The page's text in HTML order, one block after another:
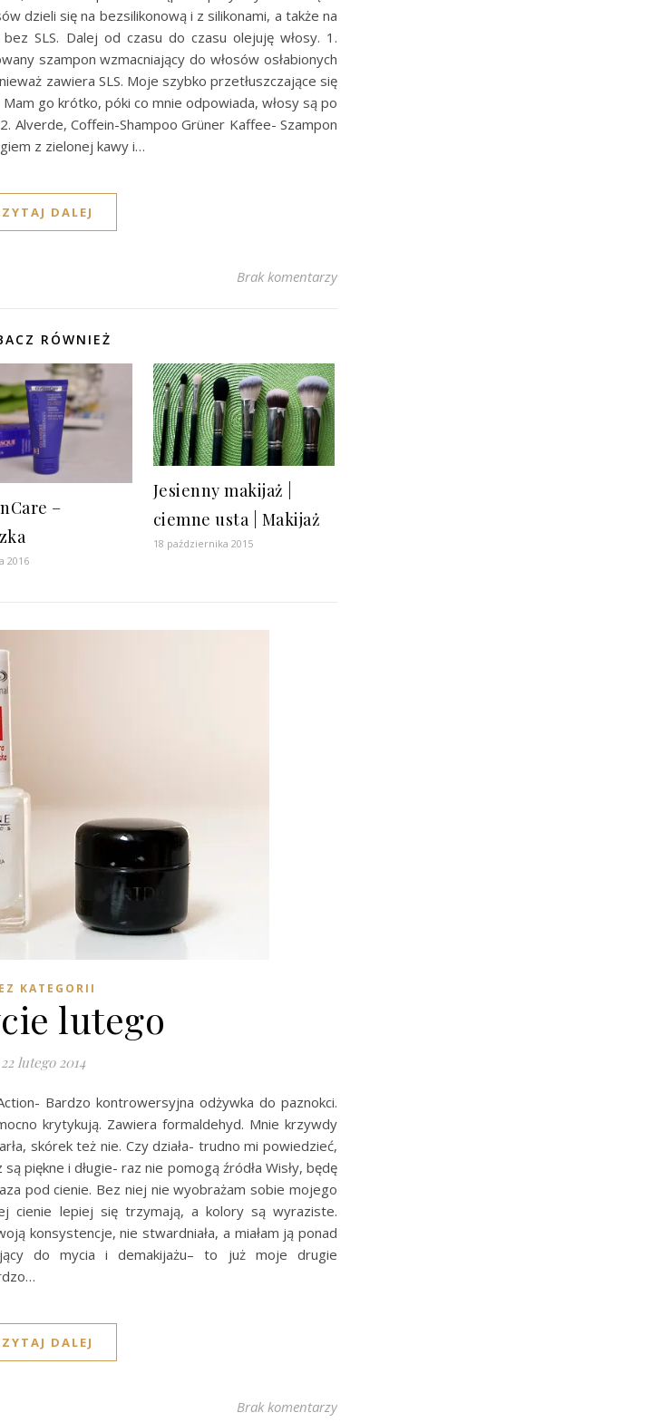
dzieli się na bezsilikonową i z silikonami, a także na
SLS. Dalej od czasu do czasu olejuję włosy. 1.
szampon wzmacniający do włosów osłabionych
zawiera SLS. Moje szybko przetłuszczające się
go krótko, póki co mnie odpowiada, włosy są po
Alverde, Coffein-Shampoo Grüner Kaffee- Szampon
z zielonej kawy i…
DALEJ
Brak komentarzy
RÓWNIEŻ
–
2016
Jesienny makijaż |
ciemne usta | Makijaż
18 października 2015
KATEGORII
lutego
22 lutego 2014
Bardzo kontrowersyjna odżywka do paznokci.
krytykują. Zawiera formaldehyd. Mnie krzywdy
skórek też nie. Czy działa- trudno mi powiedzieć,
piękne i długie- raz nie pomogą źródła Wisły, będę
pod cienie. Bez niej nie wyobrażam sobie mojego
cienie lepiej się trzymają, a kolory są wyraziste.
konsystencje, nie stwardniała, a miałam ją ponad
do mycia i demakijażu– to już moje drugie
DALEJ
Brak komentarzy